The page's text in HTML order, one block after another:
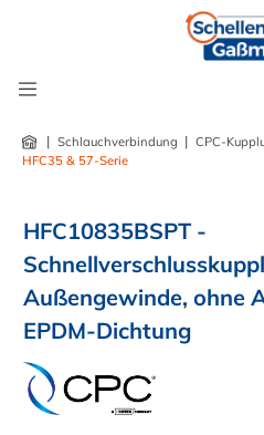
| Schlauchverbindung | CPC-
HFC35 & 57-Serie
HFC10835BSPT -
Außengewinde, ohne
EPDM-Dichtung